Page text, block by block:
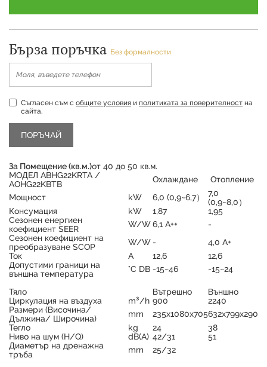
Продуктът е успешно добавен в количката
Бърза поръчка Без формалности
Съгласен съм с общите условия и политиката за поверителност на
сайта.
За Помещение (кв.м.)от 40 до 50 кв.м.
МОДЕЛ ABHG22KRTA /
AOHG22KBTB
Охлаждане
Отопление
Мощност
kW 6,0 (0,9~6,7）
7,0
(0,9~8,0）
Консумация
kW 1,87
1,95
Сезонен енергиен
коефициент SEER
W/W6,1 A++
-
Сезонен коефициент на
преобразуване SCOP
W/W -
4,0 A+
Ток
A 12,6
12,6
Допустими граници на
външна температура
°C DB -15~46 -15~24
Тяло Вътрешно
Външно
Циркулация на въздуха
m³/h 900
2240
Размери (Височина/
Дължина/ Широчина)
mm 235x1080x705632х799х290
Тегло
kg 24
38
Ниво на шум (H/Q)
dB(A) 42/31
51
Диаметър на дренажна
тръба
mm 25/32